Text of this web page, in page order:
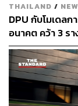
เราหวังว่าดนต
สนุกอย่างเต็มที่
จะเจอกับเรื่องไ
THAILAND /
DPU กับโมเดล
อนาคต คว้า 3 ร